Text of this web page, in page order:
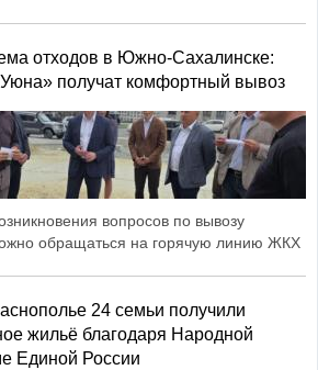
отходов в Южно-Сахалинске:
получат комфортный вывоз
вопросов по вывозу
обращаться на горячую линию ЖКХ
24 семьи получили
жильё благодаря Народной
Единой России